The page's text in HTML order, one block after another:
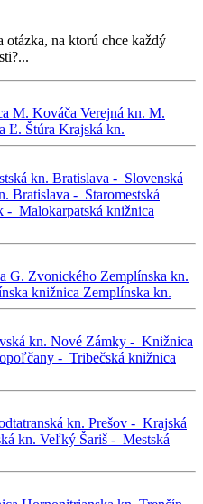
otázka, na ktorú chce každý
M. Kováča Verejná kn. M.
Ľ. Štúra Krajská kn.
kn. Bratislava - Slovenská
Bratislava - Staromestská
- Malokarpatská knižnica
G. Zvonického Zemplínska kn.
knižnica Zemplínska kn.
kn. Nové Zámky - Knižnica
- Tribečská knižnica
kn. Prešov - Krajská
kn. Veľký Šariš - Mestská